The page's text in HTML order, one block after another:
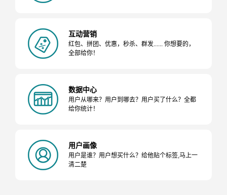
互动营销
红包、拼团、优惠，秒杀、群发...... 你想要的，
全部给你！
数据中心
用户从哪来？用户到哪去？用户买了什么？全都
给你统计！
用户画像
用户是谁？用户想买什么？给他贴个标签,马上一
清二楚